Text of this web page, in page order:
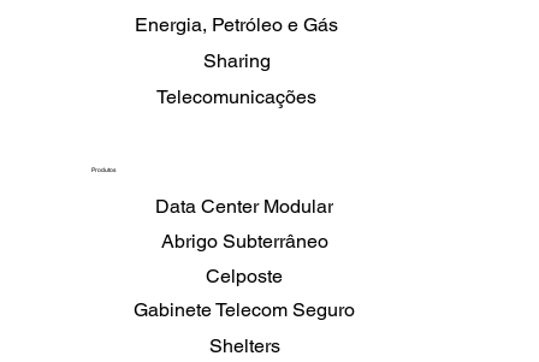
Produtos
Abrigo Subterrâneo
Celposte
Data Center Modular
Gabinete Telecom Seguro
Shelters
Telecomunicações
Energia, Petróleo e Gás
Sharing